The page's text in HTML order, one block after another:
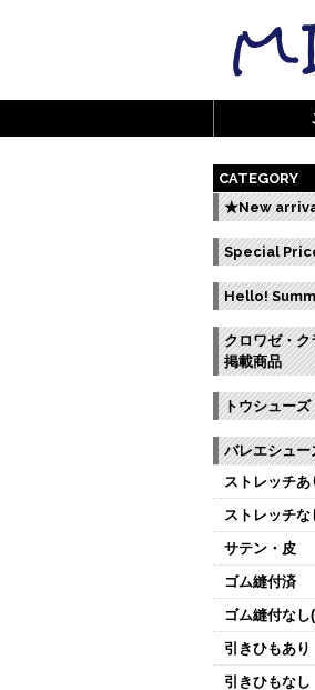
CATEGORY
★New
Special
Hello!
クロワゼ・ク
掲載商品
トウシューズ
バレエシュー
ストレッチあ
ストレッチな
サテン・皮
ゴム縫付済
ゴム縫付なし
引きひもあり
引きひもなし